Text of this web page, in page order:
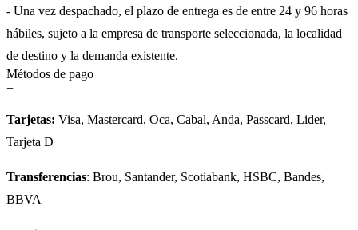
- Una vez despachado, el plazo de entrega es de entre 24 y 96 horas
hábiles, sujeto a la empresa de transporte seleccionada, la localidad
de destino y la demanda existente.
Métodos de pago
+
Tarjetas: Visa, Mastercard, Oca, Cabal, Anda, Passcard, Lider,
Tarjeta D
Transferencias: Brou, Santander, Scotiabank, HSBC, Bandes,
BBVA